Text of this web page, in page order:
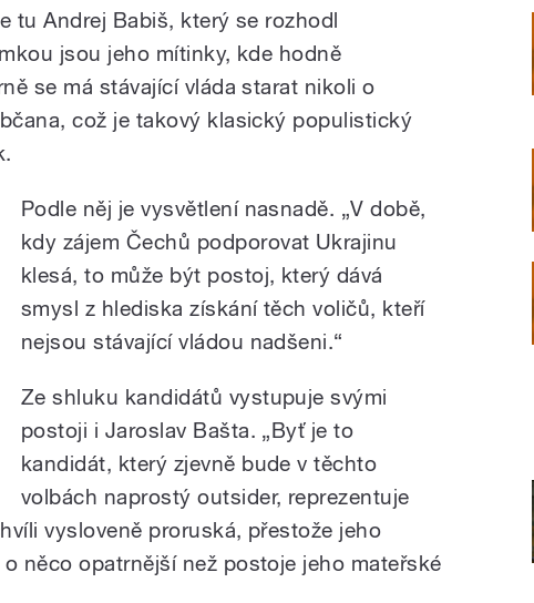
tu Andrej Babiš, který se rozhodl
jsou jeho mítinky, kde hodně
se má stávající vláda starat nikoli o
což je takový klasický populistický
Podle něj je vysvětlení nasnadě. „V době,
kdy zájem Čechů podporovat Ukrajinu
klesá, to může být postoj, který dává
smysl z hlediska získání těch voličů, kteří
nejsou stávající vládou nadšeni.“
Ze shluku kandidátů vystupuje svými
postoji i Jaroslav Bašta. „Byť je to
kandidát, který zjevně bude v těchto
volbách naprostý outsider, reprezentuje
vysloveně proruská, přestože jeho
něco opatrnější než postoje jeho mateřské